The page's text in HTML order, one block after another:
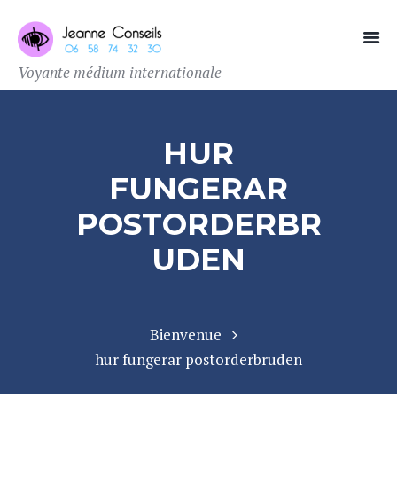
Voyante médium internationale
HUR
FUNGERAR
POSTORDERBR
UDEN
Bienvenue
hur fungerar postorderbruden